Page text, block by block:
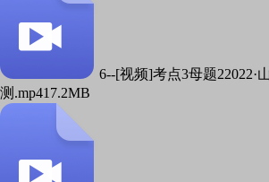
6--[视频]考点3母题22022·
测.mp417.2MB